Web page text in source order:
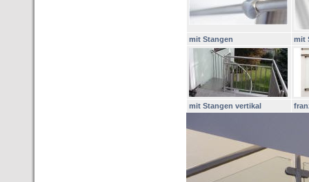
mit Stangen mit
mit Stangen vertikal